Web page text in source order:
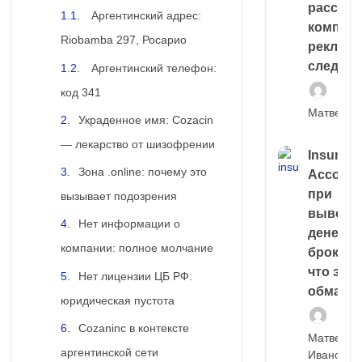
Аргентинский адрес:
Riobamba 297, Росарио
Аргентинский телефон:
код 341
Украденное имя: Cozacin
— лекарство от шизофрении
Зона .online: почему это
вызывает подозрения
Нет информации о
компании: полное молчание
Нет лицензии ЦБ РФ:
юридическая пустота
Cozaninc в контексте
аргентинской сети
следа
Матвей
Account
при
выводе
денег у
что это,
обман?
Матвей
Иванов